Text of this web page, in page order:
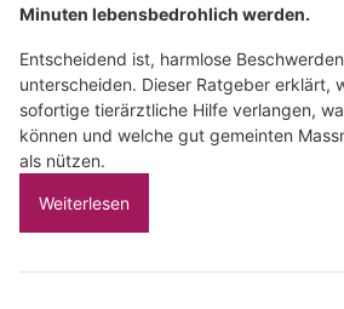
Minuten lebensbedrohlich werden.
Entscheidend ist, harmlose
unterscheiden. Dieser Ratgeber erklärt,
sofortige tierärztliche Hilfe verlangen,
können und welche gut gemeinten
als nützen.
Weiterlesen